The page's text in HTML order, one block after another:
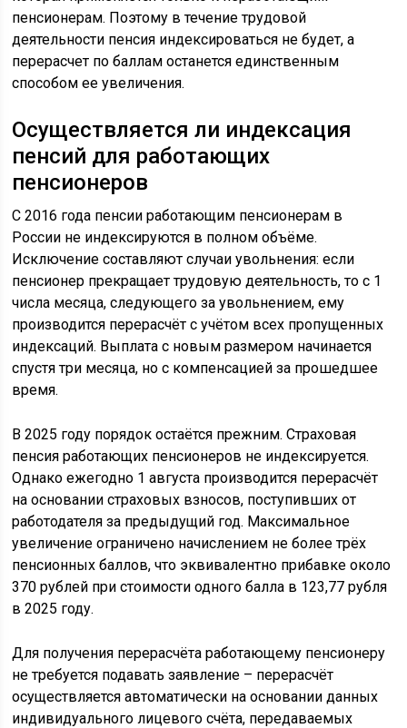
пенсионерам. Поэтому в течение трудовой
деятельности пенсия индексироваться не будет, а
перерасчет по баллам останется единственным
способом ее увеличения.
Осуществляется ли индексация
пенсий для работающих
пенсионеров
С 2016 года пенсии работающим пенсионерам в
России не индексируются в полном объёме.
Исключение составляют случаи увольнения: если
пенсионер прекращает трудовую деятельность, то с 1
числа месяца, следующего за увольнением, ему
производится перерасчёт с учётом всех пропущенных
индексаций. Выплата с новым размером начинается
спустя три месяца, но с компенсацией за прошедшее
время.
В 2025 году порядок остаётся прежним. Страховая
пенсия работающих пенсионеров не индексируется.
Однако ежегодно 1 августа производится перерасчёт
на основании страховых взносов, поступивших от
работодателя за предыдущий год. Максимальное
увеличение ограничено начислением не более трёх
пенсионных баллов, что эквивалентно прибавке около
370 рублей при стоимости одного балла в 123,77 рубля
в 2025 году.
Для получения перерасчёта работающему пенсионеру
не требуется подавать заявление – перерасчёт
осуществляется автоматически на основании данных
индивидуального лицевого счёта, передаваемых